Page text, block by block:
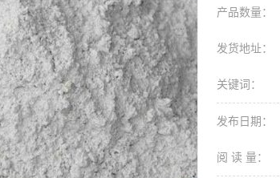
产品数量：
发货地址：
关键词：
发布日期：
阅 读 量：